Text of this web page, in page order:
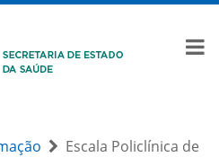
Escala Policlínica de